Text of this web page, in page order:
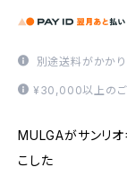
別途送料がかかり
¥30,000以上のご
MULGAがサンリ
こした